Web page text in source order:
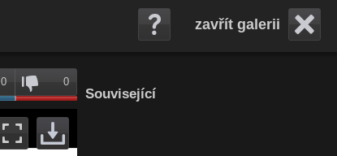
zavřít galerii
0 0
Související